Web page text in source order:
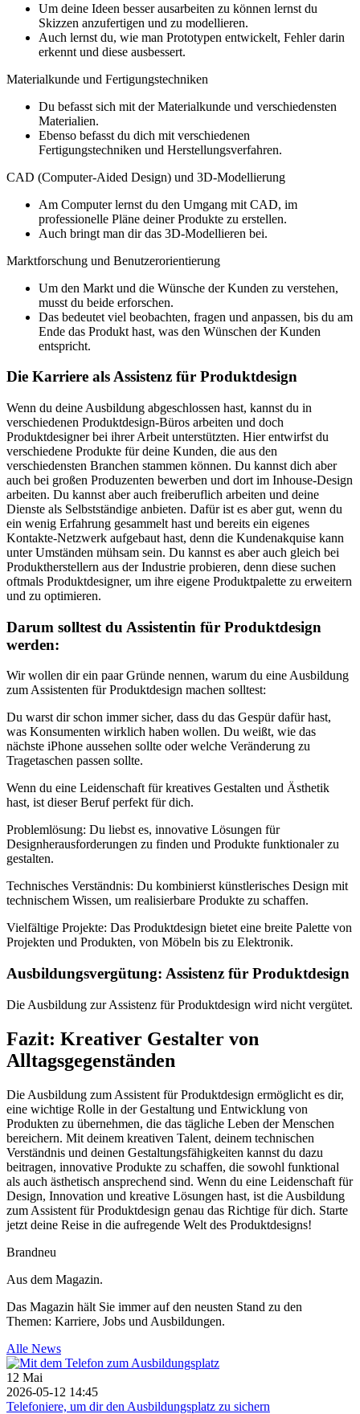
Um deine Ideen besser ausarbeiten zu können lernst du
Skizzen anzufertigen und zu modellieren.
Auch lernst du, wie man Prototypen entwickelt, Fehler darin
erkennt und diese ausbessert.
Materialkunde und Fertigungstechniken
Du befasst sich mit der Materialkunde und verschiedensten
Materialien.
Ebenso befasst du dich mit verschiedenen
Fertigungstechniken und Herstellungsverfahren.
CAD (Computer-Aided Design) und 3D-Modellierung
Am Computer lernst du den Umgang mit CAD, im
professionelle Pläne deiner Produkte zu erstellen.
Auch bringt man dir das 3D-Modellieren bei.
Marktforschung und Benutzerorientierung
Um den Markt und die Wünsche der Kunden zu verstehen,
musst du beide erforschen.
Das bedeutet viel beobachten, fragen und anpassen, bis du am
Ende das Produkt hast, was den Wünschen der Kunden
entspricht.
Die Karriere als Assistenz für Produktdesign
Wenn du deine Ausbildung abgeschlossen hast, kannst du in
verschiedenen Produktdesign-Büros arbeiten und doch
Produktdesigner bei ihrer Arbeit unterstützten. Hier entwirfst du
verschiedene Produkte für deine Kunden, die aus den
verschiedensten Branchen stammen können. Du kannst dich aber
auch bei großen Produzenten bewerben und dort im Inhouse-Design
arbeiten. Du kannst aber auch freiberuflich arbeiten und deine
Dienste als Selbstständige anbieten. Dafür ist es aber gut, wenn du
ein wenig Erfahrung gesammelt hast und bereits ein eigenes
Kontakte-Netzwerk aufgebaut hast, denn die Kundenakquise kann
unter Umständen mühsam sein. Du kannst es aber auch gleich bei
Produktherstellern aus der Industrie probieren, denn diese suchen
oftmals Produktdesigner, um ihre eigene Produktpalette zu erweitern
und zu optimieren.
Darum solltest du Assistentin für Produktdesign
werden:
Wir wollen dir ein paar Gründe nennen, warum du eine Ausbildung
zum Assistenten für Produktdesign machen solltest:
Du warst dir schon immer sicher, dass du das Gespür dafür hast,
was Konsumenten wirklich haben wollen. Du weißt, wie das
nächste iPhone aussehen sollte oder welche Veränderung zu
Tragetaschen passen sollte.
Wenn du eine Leidenschaft für kreatives Gestalten und Ästhetik
hast, ist dieser Beruf perfekt für dich.
Problemlösung: Du liebst es, innovative Lösungen für
Designherausforderungen zu finden und Produkte funktionaler zu
gestalten.
Technisches Verständnis: Du kombinierst künstlerisches Design mit
technischem Wissen, um realisierbare Produkte zu schaffen.
Vielfältige Projekte: Das Produktdesign bietet eine breite Palette von
Projekten und Produkten, von Möbeln bis zu Elektronik.
Ausbildungsvergütung: Assistenz für Produktdesign
Die Ausbildung zur Assistenz für Produktdesign wird nicht vergütet.
Fazit: Kreativer Gestalter von
Alltagsgegenständen
Die Ausbildung zum Assistent für Produktdesign ermöglicht es dir,
eine wichtige Rolle in der Gestaltung und Entwicklung von
Produkten zu übernehmen, die das tägliche Leben der Menschen
bereichern. Mit deinem kreativen Talent, deinem technischen
Verständnis und deinen Gestaltungsfähigkeiten kannst du dazu
beitragen, innovative Produkte zu schaffen, die sowohl funktional
als auch ästhetisch ansprechend sind. Wenn du eine Leidenschaft für
Design, Innovation und kreative Lösungen hast, ist die Ausbildung
zum Assistent für Produktdesign genau das Richtige für dich. Starte
jetzt deine Reise in die aufregende Welt des Produktdesigns!
Brandneu
Aus dem Magazin.
Das Magazin hält Sie immer auf den neusten Stand zu den
Themen: Karriere, Jobs und Ausbildungen.
Alle News
12 Mai
2026-05-12 14:45
Telefoniere, um dir den Ausbildungsplatz zu sichern